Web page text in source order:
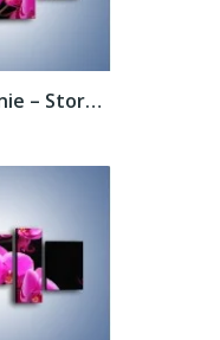
Obraz na płótnie – Storczyk nocą –...